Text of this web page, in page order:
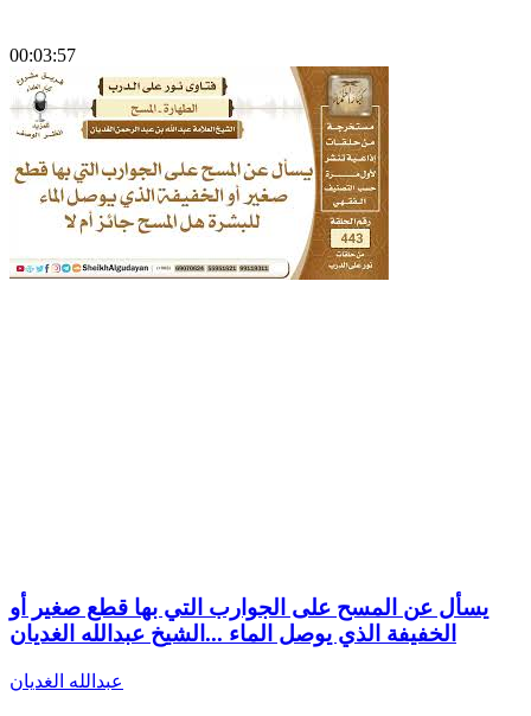
00:03:57
يسأل عن المسح على الجوارب التي بها قطع صغير أو
الخفيفة الذي يوصل الماء ...الشيخ عبدالله الغديان
عبدالله الغديان